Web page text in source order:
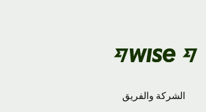
الشركة والفريق